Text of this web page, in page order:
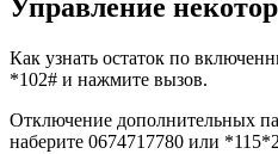
Управление
Как узнать остаток по
*102# и нажмите вызов.
Отключение дополнительных
наберите 0674717780 или